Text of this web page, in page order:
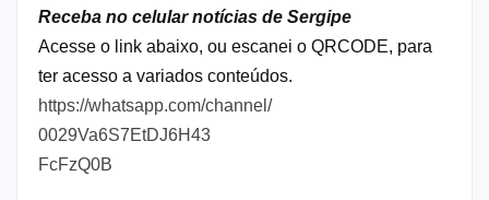
Receba no celular notícias de Sergipe
Acesse o link abaixo, ou escanei o QRCODE, para
ter acesso a variados conteúdos.
https://whatsapp.com/channel/
0029Va6S7EtDJ6H43
FcFzQ0B